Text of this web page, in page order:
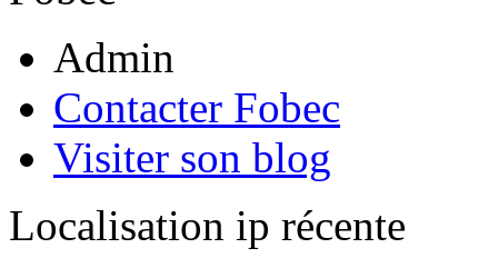
Admin
Contacter Fobec
Visiter son blog
Localisation ip récente